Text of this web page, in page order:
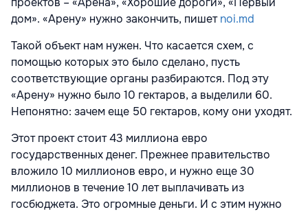
дом». «Арену» нужно закончить, пишетnoi.md
Такой объект нам нужен. Что касается схем, с
помощью которых это было сделано, пусть
соответствующие органы разбираются. Под эту
«Арену» нужно было 10 гектаров, а выделили 60.
Непонятно: зачем еще 50 гектаров, кому они уходят.
Этот проект стоит 43 миллиона евро
государственных денег. Прежнее правительство
вложило 10 миллионов евро, и нужно еще 30
миллионов в течение 10 лет выплачивать из
госбюджета. Это огромные деньги. И с этим нужно